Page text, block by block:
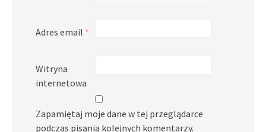
Adres email *
Witryna
internetowa
Zapamiętaj moje dane w tej przeglądarce
podczas pisania kolejnych komentarzy.